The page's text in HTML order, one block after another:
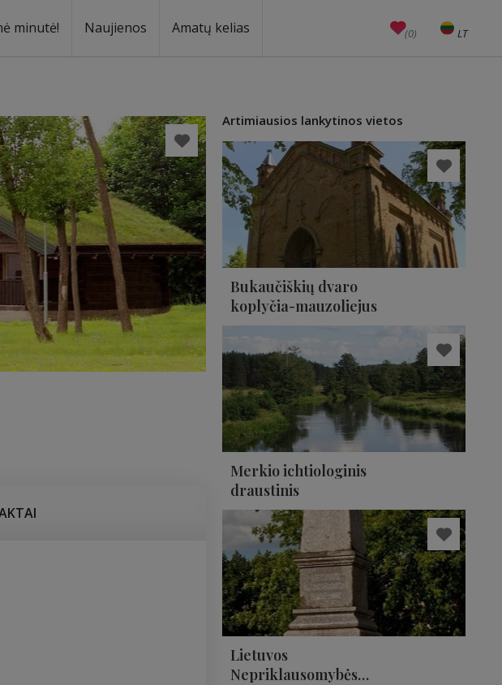
minutė! Naujienos Amatų kelias (0) LT
EN
Artimiausios lankytinos vietos
Bukaučiškių dvaro
koplyčia-mauzoliejus
Merkio ichtiologinis
draustinis
Lietuvos
Nepriklausomybės